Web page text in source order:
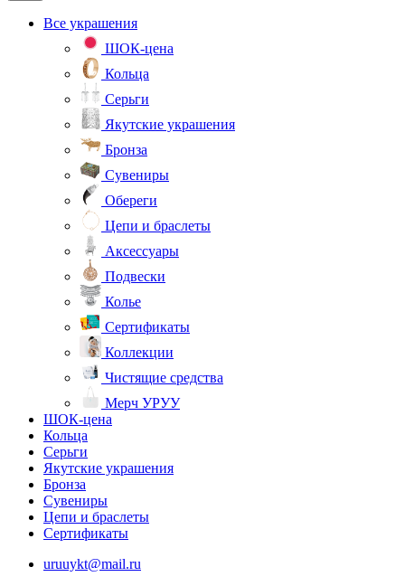
Все украшения
ШОК-цена
Кольца
Серьги
Якутские украшения
Бронза
Сувениры
Обереги
Цепи и браслеты
Аксессуары
Подвески
Колье
Сертификаты
Коллекции
Чистящие средства
Мерч УРУУ
ШОК-цена
Кольца
Серьги
Якутские украшения
Бронза
Сувениры
Цепи и браслеты
Сертификаты
uruuykt@mail.ru